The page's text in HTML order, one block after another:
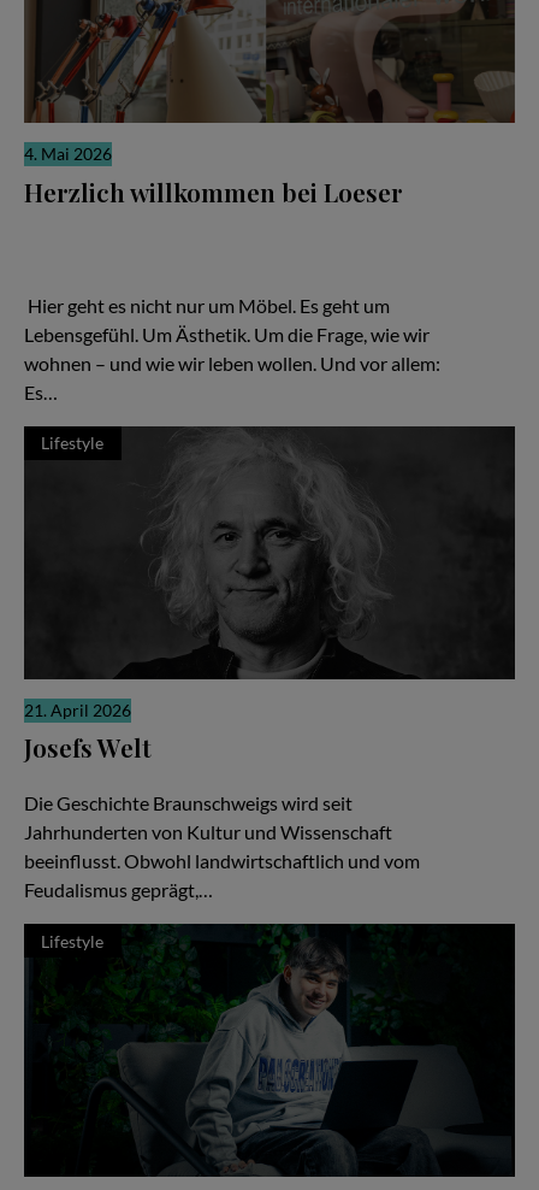
4. Mai 2026
Herzlich willkommen bei Loeser
Hier geht es nicht nur um Möbel. Es geht um
Lebensgefühl. Um Ästhetik. Um die Frage, wie wir
wohnen – und wie wir leben wollen. Und vor allem:
Es…
Lifestyle
21. April 2026
Josefs Welt
Die Geschichte Braunschweigs wird seit
Jahrhunderten von Kultur und Wissenschaft
beeinflusst. Obwohl landwirtschaftlich und vom
Feudalismus geprägt,…
Lifestyle